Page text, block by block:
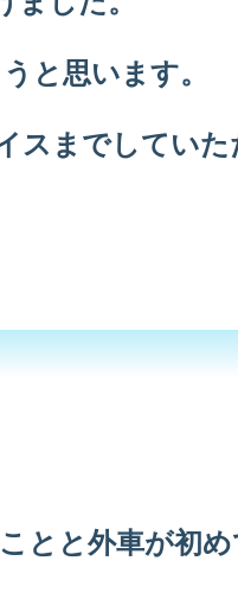
と思います。
スまでしてい
とと外車が初